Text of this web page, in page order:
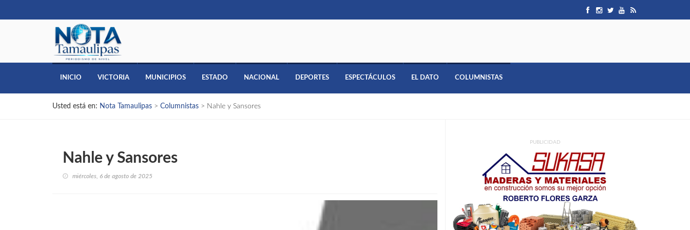
INICIO VICTORIA MUNICIPIOS ESTADO NACIONAL DEPORTES ESPECTÁCULOS EL DATO COLUMNISTAS
Usted está en: Nota Tamaulipas > Columnistas > Nahle y Sansores
Nahle y Sansores
miércoles, 6 de agosto de 2025
PUBLICIDAD